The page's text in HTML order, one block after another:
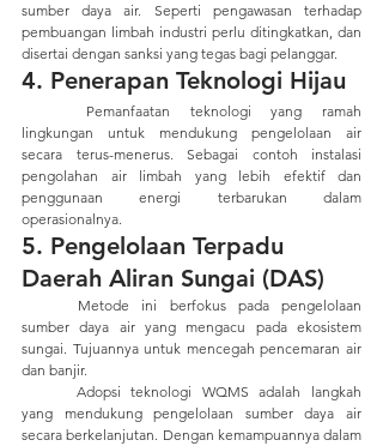
sumber daya air. Seperti pengawasan terhadap
pembuangan limbah industri perlu ditingkatkan, dan
disertai dengan sanksi yang tegas bagi pelanggar.
4. Penerapan Teknologi Hijau
lingkungan untuk mendukung pengelolaan air
secara terus-menerus. Sebagai contoh instalasi
pengolahan air limbah yang lebih efektif dan
penggunaan energi terbarukan dalam
operasionalnya.
5. Pengelolaan Terpadu
Daerah Aliran Sungai (DAS)
sumber daya air yang mengacu pada ekosistem
sungai. Tujuannya untuk mencegah pencemaran air
dan banjir.
yang mendukung pengelolaan sumber daya air
secara berkelanjutan. Dengan kemampuannya dalam